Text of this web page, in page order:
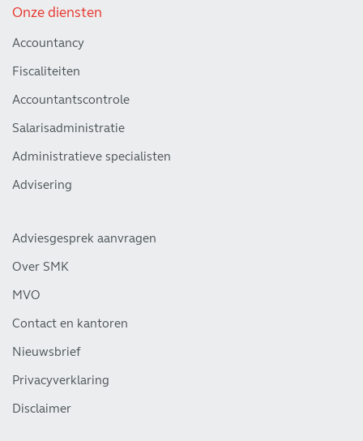
Onze diensten
Accountancy
Fiscaliteiten
Accountantscontrole
Salarisadministratie
Administratieve specialisten
Advisering
Adviesgesprek aanvragen
Over SMK
MVO
Contact en kantoren
Nieuwsbrief
Privacyverklaring
Disclaimer